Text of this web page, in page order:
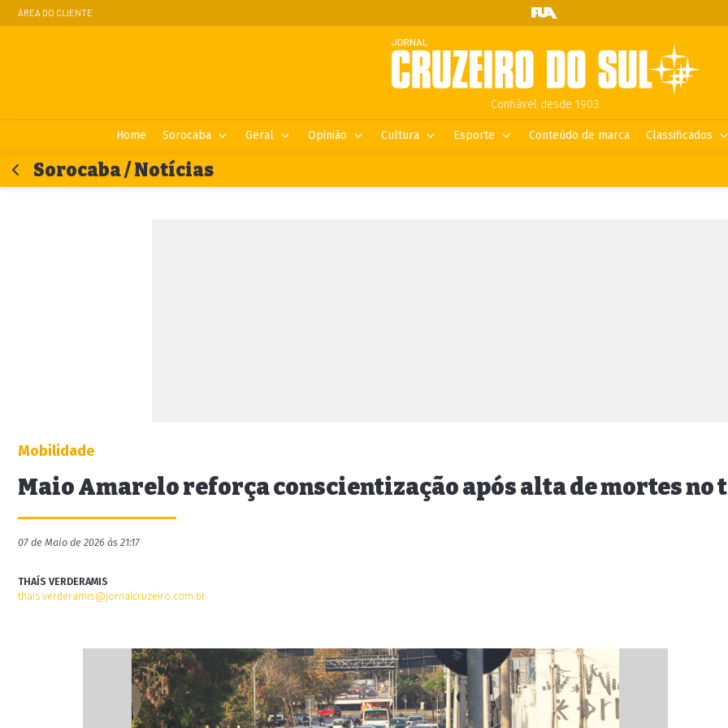
ÁREA DO CLIENTE
Confiável desde 1903.
Home Sorocaba Geral Opinião Cultura Esporte Conteúdo de marca Classificados
Sorocaba / Notícias
Mobilidade
Maio Amarelo reforça conscientização após alta de mortes no
07 de Maio de 2026 às 21:17
THAÍS VERDERAMIS
thais.verderamis@jornalcruzeiro.com.br